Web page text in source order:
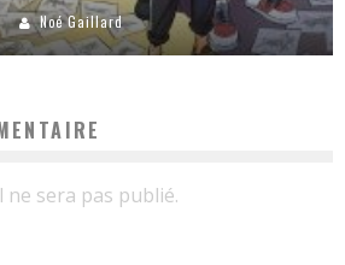
Noé Gaillard
sera pas publié.